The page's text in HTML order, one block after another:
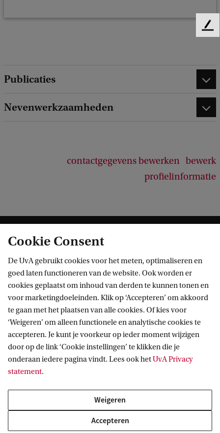
Publicaties
Nevenwerkzaamheden
contactgegevens bewerken bewerk
profielinformatie
Informatie voor
Bachelorstudiekiezers
Masterstudiekiezers
UvA-studenten
Medewerkers
Journalisten
Alumni
Schooldecanen en vakdocenten
Direct naar
Webmail
Bibliotheek
Vacatures
Huisstijl
Contact
UvA op social media
Volg UvA op sociale media
Cookie Consent
De UvA gebruikt cookies voor het meten, optimaliseren en
goed laten functioneren van de website. Ook worden er
cookies geplaatst om inhoud van derden te kunnen tonen en
voor marketingdoeleinden. Klik op ‘Accepteren’ om akkoord
te gaan met het plaatsen van alle cookies. Of kies voor
‘Weigeren’ om alleen functionele en analytische cookies te
accepteren. Je kunt je voorkeur op ieder moment wijzigen
door op de link ‘Cookie instellingen’ te klikken die je
onderaan iedere pagina vindt. Lees ook hetUvA Privacy
statement.
Weigeren
Accepteren
F
a
k